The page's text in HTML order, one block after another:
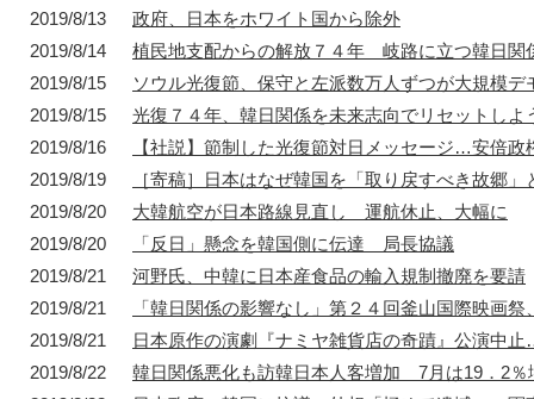
2019/8/13
政府、日本をホワイト国から除外
2019/8/14
植民地支配からの解放７４年 岐路に立つ韓日関
2019/8/15
ソウル光復節、保守と左派数万人ずつが大規模デ
2019/8/15
光復７４年、韓日関係を未来志向でリセットしよ
2019/8/16
【社説】節制した光復節対日メッセージ…安倍政
2019/8/19
［寄稿］日本はなぜ韓国を「取り戻すべき故郷」
2019/8/20
大韓航空が日本路線見直し 運航休止、大幅に
2019/8/20
「反日」懸念を韓国側に伝達 局長協議
2019/8/21
河野氏、中韓に日本産食品の輸入規制撤廃を要請
2019/8/21
「韓日関係の影響なし」第２４回釜山国際映画
2019/8/21
日本原作の演劇『ナミヤ雑貨店の奇蹟』公演中
2019/8/22
韓日関係悪化も訪韓日本人客増加 7月は19．2％